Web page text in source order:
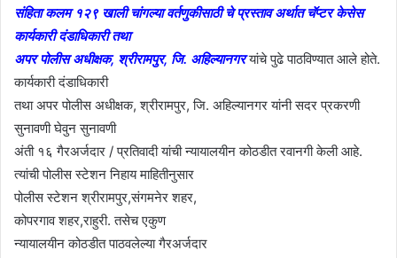
संहिता कलम १२९ खाली चांगल्या वर्तणुकीसाठी चे प्रस्ताव अर्थात चॅप्टर केसेस
कार्यकारी दंडाधिकारी तथा
अपर पोलीस अधीक्षक, श्रीरामपुर, जि. अहिल्यानगर यांचे पुढे पाठविण्यात आले होते.
कार्यकारी दंडाधिकारी
तथा अपर पोलीस अधीक्षक, श्रीरामपुर, जि. अहिल्यानगर यांनी सदर प्रकरणी
सुनावणी घेवुन सुनावणी
अंती १६ गैरअर्जदार / प्रतिवादी यांची न्यायालयीन कोठडीत रवानगी केली आहे.
त्यांची पोलीस स्टेशन निहाय माहितीनुसार
पोलीस स्टेशन श्रीरामपुर,संगमनेर शहर,
कोपरगाव शहर,राहुरी. तसेच एकुण
न्यायालयीन कोठडीत पाठवलेल्या गैरअर्जदार